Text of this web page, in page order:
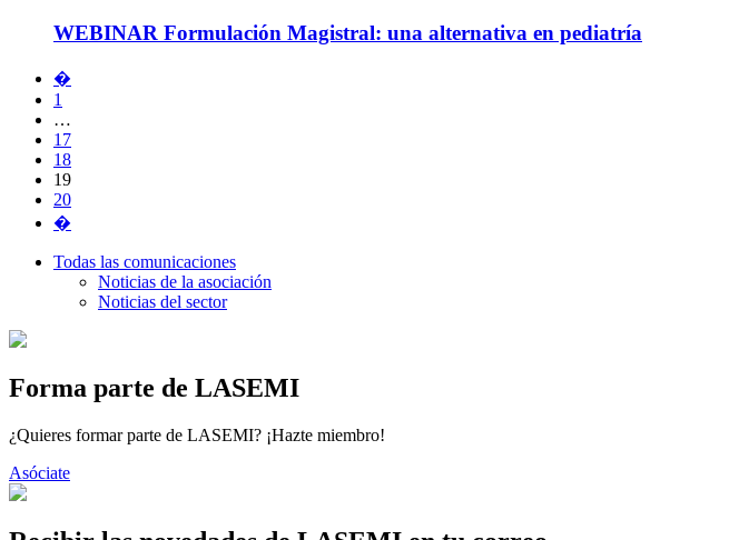
WEBINAR Formulación Magistral: una alternativa en pediatría
�
1
…
17
18
19
20
�
Todas las comunicaciones
Noticias de la asociación
Noticias del sector
Forma parte de LASEMI
¿Quieres formar parte de LASEMI? ¡Hazte miembro!
Asóciate